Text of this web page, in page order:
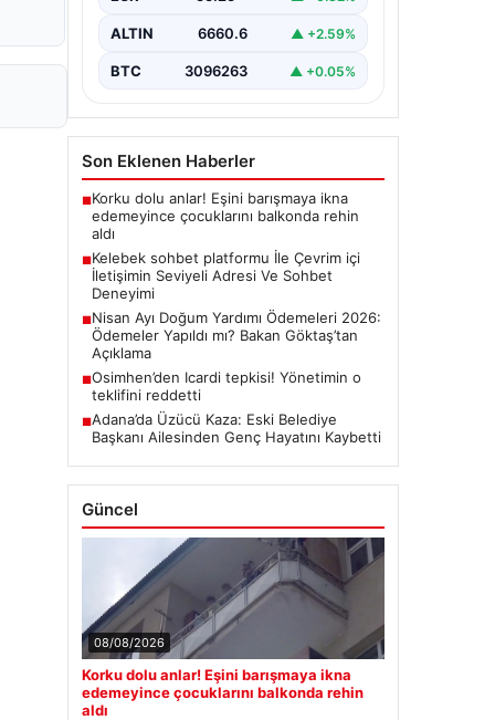
bir biçimde bağlantı oluşturması
etmektedir. Halen…
ALTIN 6660.6 ▲ +2.59%
BTC 3096263 ▲ +0.05%
Son Eklenen Haberler
■Korku dolu anlar! Eşini barışmaya ikna
edemeyince çocuklarını balkonda rehin
aldı
■Kelebek sohbet platformu İle Çevrim içi
İletişimin Seviyeli Adresi Ve Sohbet
Deneyimi
■Nisan Ayı Doğum Yardımı Ödemeleri 2026:
Ödemeler Yapıldı mı? Bakan Göktaş’tan
Açıklama
■Osimhen’den Icardi tepkisi! Yönetimin o
teklifini reddetti
■Adana’da Üzücü Kaza: Eski Belediye
Başkanı Ailesinden Genç Hayatını Kaybetti
Güncel
08/08/2026
Korku dolu anlar! Eşini barışmaya ikna
edemeyince çocuklarını balkonda rehin
aldı